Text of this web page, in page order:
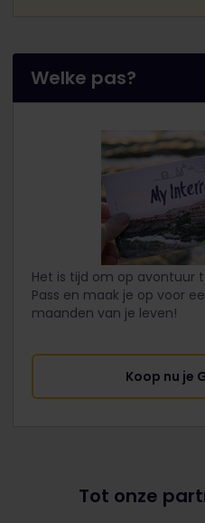
Welke pas?
Het is tijd om op avontuur
Pass en maak je op voor
maanden van je leven!
Koop nu je
Tot onze